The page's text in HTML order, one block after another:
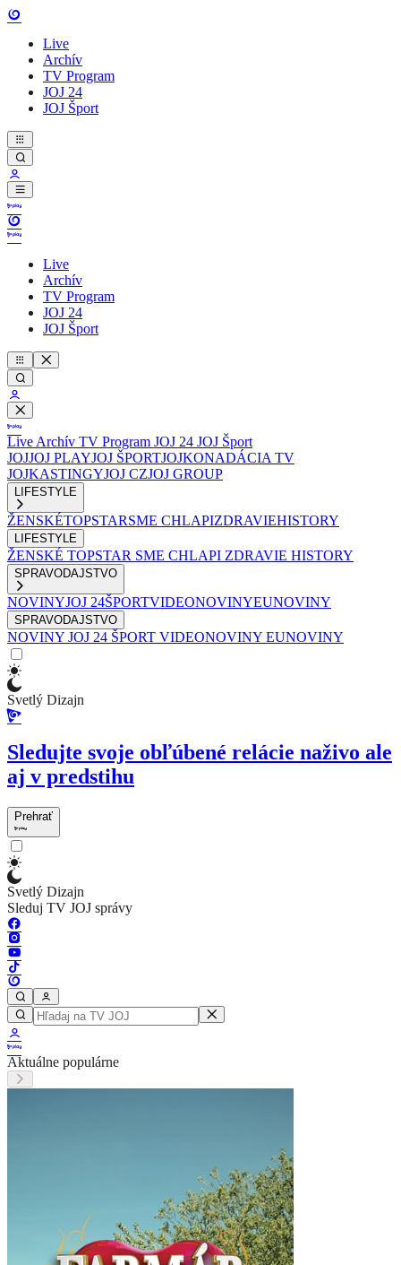
Live
Archív
TV Program
JOJ 24
JOJ Šport
Live
Archív
TV Program
JOJ 24
JOJ Šport
Live Archív TV Program JOJ 24 JOJ Šport
JOJJOJ PLAYJOJ ŠPORTJOJKONADÁCIA TV
JOJKASTINGYJOJ CZJOJ GROUP
LIFESTYLE
ŽENSKÉTOPSTARSME CHLAPIZDRAVIEHISTORY
LIFESTYLE
ŽENSKÉ TOPSTAR SME CHLAPI ZDRAVIE HISTORY
SPRAVODAJSTVO
NOVINYJOJ 24ŠPORTVIDEONOVINYEUNOVINY
SPRAVODAJSTVO
NOVINY JOJ 24 ŠPORT VIDEONOVINY EUNOVINY
Svetlý Dizajn
Sledujte svoje obľúbené relácie naživo ale
aj v predstihu
Prehrať
Svetlý Dizajn
Sleduj TV JOJ správy
Aktuálne populárne